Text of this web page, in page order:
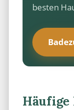
besten
Häufige